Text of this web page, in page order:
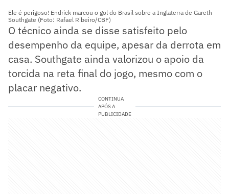
Ele é perigoso! Endrick marcou o gol do Brasil sobre a Inglaterra de Gareth
Southgate (Foto: Rafael Ribeiro/CBF)
O técnico ainda se disse satisfeito pelo
desempenho da equipe, apesar da derrota em
casa. Southgate ainda valorizou o apoio da
torcida na reta final do jogo, mesmo com o
placar negativo.
CONTINUA
APÓS A
PUBLICIDADE